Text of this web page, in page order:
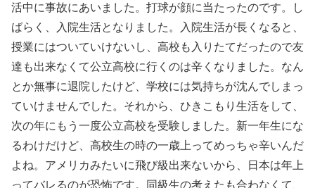
活中に事故にあいました。打球が顔に当たったのです。し
ばらく、入院生活となりました。入院生活が長くなると、
授業にはついていけないし、高校も入りたてだったので友
達も出来なくて公立高校に行くのは辛くなりました。なん
とか無事に退院したけど、学校には気持ちが沈んでしまっ
ていけませんでした。それから、ひきこもり生活をして、
次の年にもう一度公立高校を受験しました。新一年生にな
るわけだけど、高校生の時の一歳上ってめっちゃ辛いんだ
よね。アメリカみたいに飛び級出来ないから、日本は年上
ってバレるのが恐怖です。同級生の考えたも合わなくて、